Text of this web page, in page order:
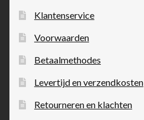
Klantenservice
Voorwaarden
Betaalmethodes
Levertijd en verzendkosten
Retourneren en klachten